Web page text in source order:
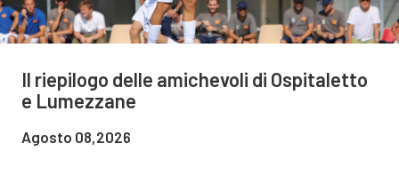
Il riepilogo delle amichevoli di Ospitaletto
e Lumezzane
Agosto 08,2026